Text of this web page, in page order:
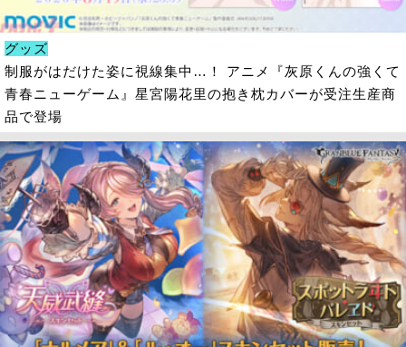
グッズ
制服がはだけた姿に視線集中…！ アニメ『灰原くんの強くて
青春ニューゲーム』星宮陽花里の抱き枕カバーが受注生産商
品で登場